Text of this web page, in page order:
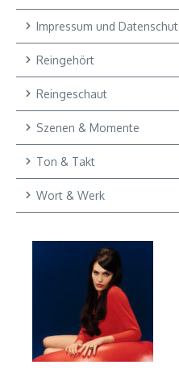
Impressum und
Reingehört
Reingeschaut
Szenen & Momente
Ton & Takt
Wort & Werk